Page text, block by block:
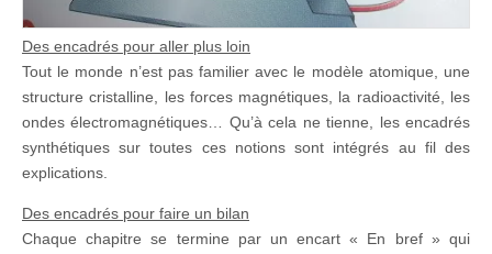
Des encadrés pour aller plus loin
Tout le monde n’est pas familier avec le modèle atomique, une
structure cristalline, les forces magnétiques, la radioactivité, les
ondes électromagnétiques… Qu’à cela ne tienne, les encadrés
synthétiques sur toutes ces notions sont intégrés au fil des
explications.
Des encadrés pour faire un bilan
Chaque chapitre se termine par un encart « En bref » qui